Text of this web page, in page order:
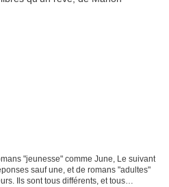
"jeunesse" comme June, Le suivant
sauf une, et de romans "adultes"
Ils sont tous différents, et tous